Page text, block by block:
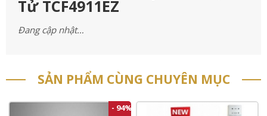
Tử TCF4911EZ
Đang cập nhật…
SẢN PHẨM CÙNG CHUYÊN MỤC
- 94%